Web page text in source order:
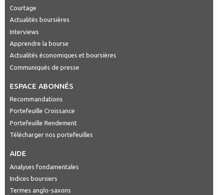
Courtage
Actualités boursières
Interviews
Apprendre la bourse
Actualités économiques et boursières
Communiqués de presse
ESPACE ABONNÉS
Recommandations
Portefeuille Croissance
Portefeuille Rendement
Télécharger nos portefeuilles
AIDE
Analyses fondamentales
Indices boursiers
Termes anglo-saxons